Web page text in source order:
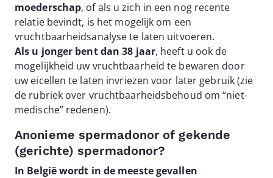
moederschap, of als u zich in een nog recente
relatie bevindt, is het mogelijk om een
vruchtbaarheidsanalyse te laten uitvoeren.
Als u jonger bent dan 38 jaar, heeft u ook de
mogelijkheid uw vruchtbaarheid te bewaren door
uw eicellen te laten invriezen voor later gebruik (zie
de rubriek over vruchtbaarheidsbehoud om “niet-
medische” redenen).
Anonieme spermadonor of gekende
(gerichte) spermadonor?
In België wordt in de meeste gevallen